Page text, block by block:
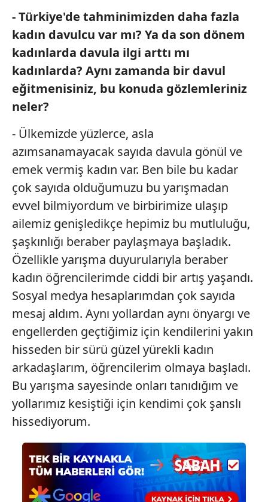
- Türkiye'de tahminimizden daha fazla
kadın davulcu var mı? Ya da son dönem
kadınlarda davula ilgi arttı mı
kadınlarda? Aynı zamanda bir davul
eğitmenisiniz, bu konuda gözlemleriniz
neler?
- Ülkemizde yüzlerce, asla
azımsanamayacak sayıda davula gönül ve
emek vermiş kadın var. Ben bile bu kadar
çok sayıda olduğumuzu bu yarışmadan
evvel bilmiyordum ve birbirimize ulaşıp
ailemiz genişledikçe hepimiz bu mutluluğu,
şaşkınlığı beraber paylaşmaya başladık.
Özellikle yarışma duyurularıyla beraber
kadın öğrencilerimde ciddi bir artış yaşandı.
Sosyal medya hesaplarımdan çok sayıda
mesaj aldım. Aynı yollardan aynı önyargı ve
engellerden geçtiğimiz için kendilerini yakın
hisseden bir sürü güzel yürekli kadın
arkadaşlarım, öğrencilerim olmaya başladı.
Bu yarışma sayesinde onları tanıdığım ve
yollarımız kesiştiği için kendimi çok şanslı
hissediyorum.